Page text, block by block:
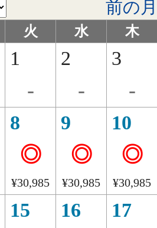
前の
火 水 木
1
-
2
-
3
-
8
◎
¥30,985
9
◎
¥30,985
10
◎
¥30,985
15 16 17